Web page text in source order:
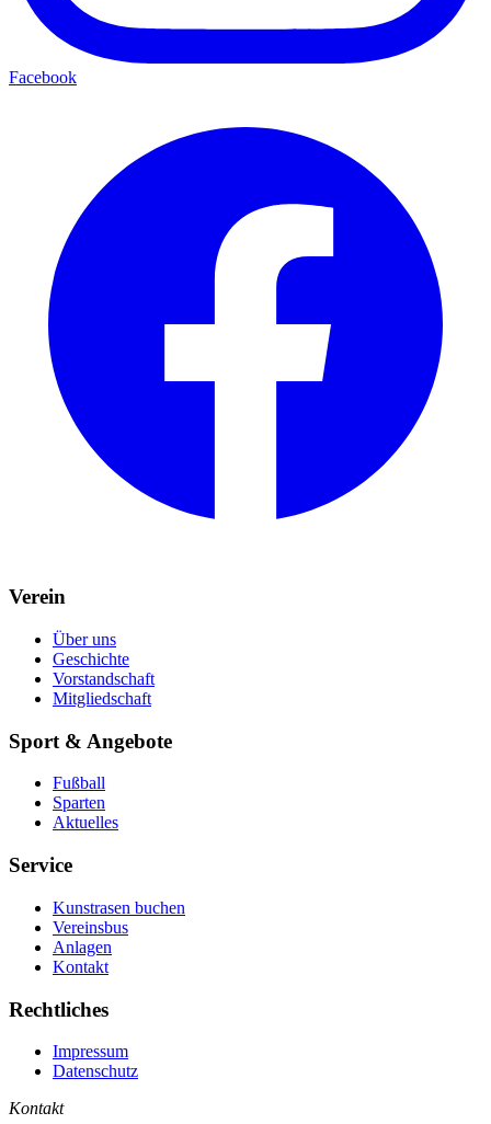
Facebook
Verein
Über uns
Geschichte
Vorstandschaft
Mitgliedschaft
Sport & Angebote
Fußball
Sparten
Aktuelles
Service
Kunstrasen buchen
Vereinsbus
Anlagen
Kontakt
Rechtliches
Impressum
Datenschutz
Kontakt